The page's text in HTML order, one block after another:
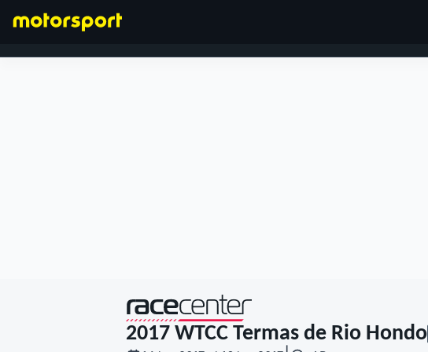
2017 WTCC Termas de Rio Hondo